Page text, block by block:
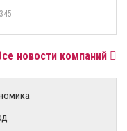
345
новости компаний